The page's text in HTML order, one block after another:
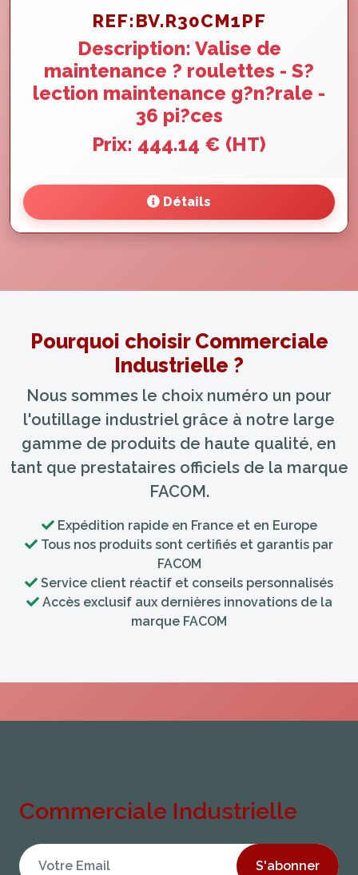
REF:BV.R30CM1PF
Description: Valise de
maintenance ? roulettes - S?
lection maintenance g?n?rale -
36 pi?ces
Prix: 444.14 € (HT)
Détails
Pourquoi choisir Commerciale
Industrielle ?
Nous sommes le choix numéro un pour
l'outillage industriel grâce à notre large
gamme de produits de haute qualité, en
tant que prestataires officiels de la marque
FACOM.
Expédition rapide en France et en Europe
Tous nos produits sont certifiés et garantis par
FACOM
Service client réactif et conseils personnalisés
Accès exclusif aux dernières innovations de la
marque FACOM
Commerciale Industrielle
S'abonner